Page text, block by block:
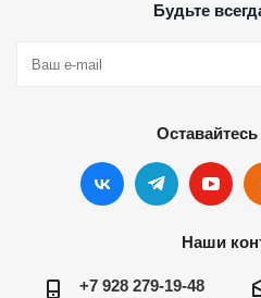
Будьте
Наши
+7 928 279-19-48